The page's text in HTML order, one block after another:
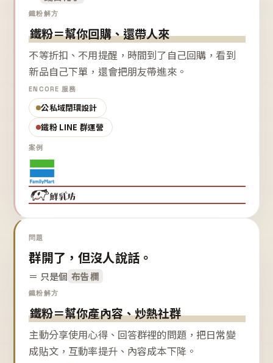
鐵粉解方
鐵粉＝幫你回購、還帶人來
不等折扣、不用提醒，時間到了自己回購，看到
新品自己下單，還會把朋友帶進來。
ENCORE 服務
公私域閉環設計
鐵粉 LINE 群運營
案例
問題
群開了，但沒人說話。
＝ 只是個 布告欄
鐵粉解方
鐵粉＝幫你產內容、炒熱社群
主動分享使用心得、回答群裡的問題，把日常變
成貼文，互動率提升、內容成本下降。